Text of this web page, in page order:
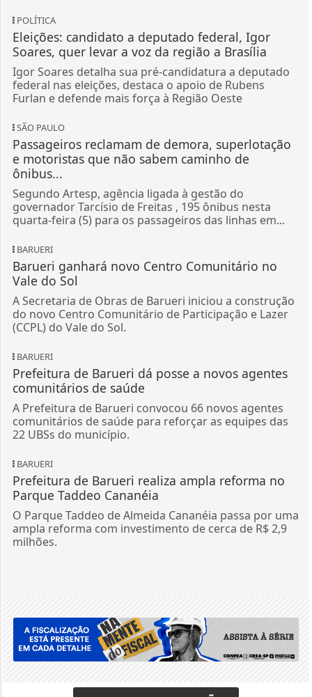
POLÍTICA
Eleições: candidato a deputado federal, Igor
Soares, quer levar a voz da região a Brasília
Igor Soares detalha sua pré-candidatura a deputado
federal nas eleições, destaca o apoio de Rubens
Furlan e defende mais força à Região Oeste
SÃO PAULO
Passageiros reclamam de demora, superlotação
e motoristas que não sabem caminho de
ônibus...
Segundo Artesp, agência ligada à gestão do
governador Tarcísio de Freitas , 195 ônibus nesta
quarta-feira (5) para os passageiros das linhas em...
BARUERI
Barueri ganhará novo Centro Comunitário no
Vale do Sol
A Secretaria de Obras de Barueri iniciou a construção
do novo Centro Comunitário de Participação e Lazer
(CCPL) do Vale do Sol.
BARUERI
Prefeitura de Barueri dá posse a novos agentes
comunitários de saúde
A Prefeitura de Barueri convocou 66 novos agentes
comunitários de saúde para reforçar as equipes das
22 UBSs do município.
BARUERI
Prefeitura de Barueri realiza ampla reforma no
Parque Taddeo Cananéia
O Parque Taddeo de Almeida Cananéia passa por uma
ampla reforma com investimento de cerca de R$ 2,9
milhões.